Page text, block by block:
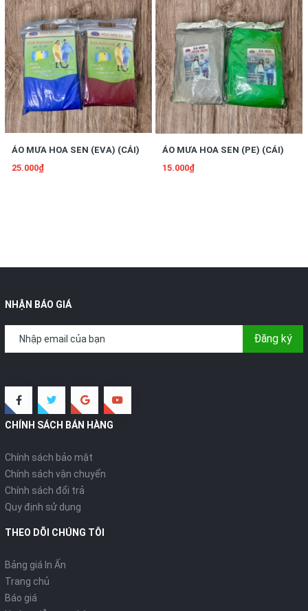
ÁO MƯA HOA SEN (EVA) (CÁI)
25.000₫
ÁO MƯA HOA SEN (PE) (CÁI)
15.000₫
NHẬN BÁO GIÁ
Đăng ký
CHÍNH SÁCH BÁN HÀNG
Chính sách bảo mật
Chính sách vận chuyển
Chính sách đổi trả
Quy định sử dụng
THEO DÕI CHÚNG TÔI
Bảng giá In Ấn
Trang chủ
Báo giá